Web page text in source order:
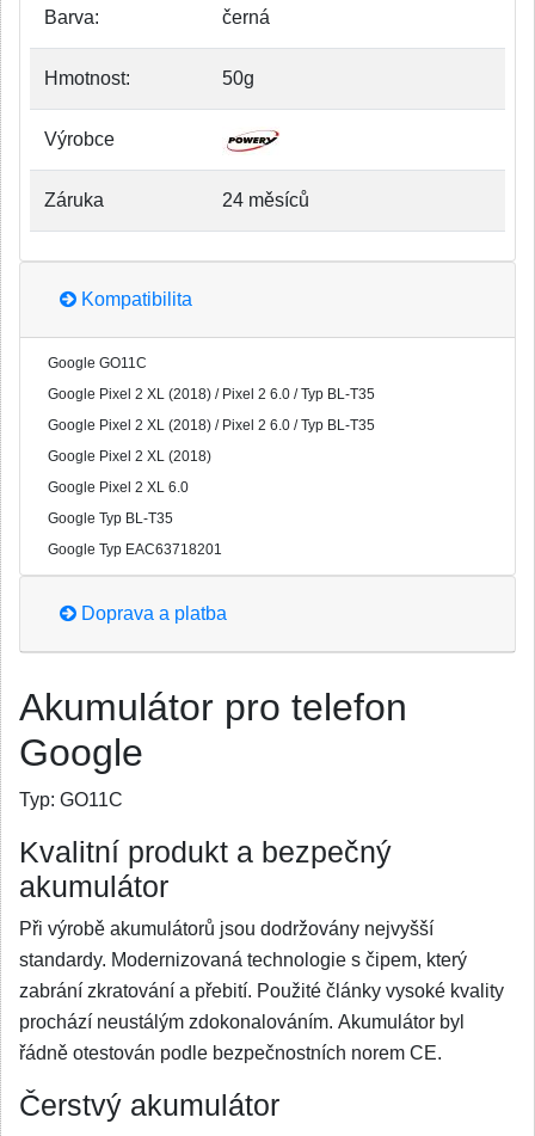
Barva: černá
Hmotnost: 50g
Výrobce
Záruka 24 měsíců
Kompatibilita
Google GO11C
Google Pixel 2 XL (2018) / Pixel 2 6.0 / Typ BL-T35
Google Pixel 2 XL (2018) / Pixel 2 6.0 / Typ BL-T35
Google Pixel 2 XL (2018)
Google Pixel 2 XL 6.0
Google Typ BL-T35
Google Typ EAC63718201
Doprava a platba
Akumulátor pro telefon
Google
Typ: GO11C
Kvalitní produkt a bezpečný
akumulátor
Při výrobě akumulátorů jsou dodržovány nejvyšší
standardy. Modernizovaná technologie s čipem, který
zabrání zkratování a přebití. Použité články vysoké kvality
prochází neustálým zdokonalováním. Akumulátor byl
řádně otestován podle bezpečnostních norem CE.
Čerstvý akumulátor